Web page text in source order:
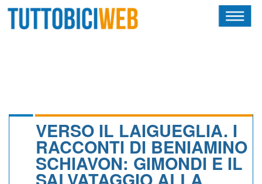
CALENDARIO
VERSO IL LAIGUEGLIA. I
RACCONTI DI BENIAMINO
SCHIAVON: GIMONDI E IL